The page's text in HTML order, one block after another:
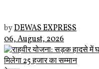
byDEWAS EXPRESS
06, August, 2026